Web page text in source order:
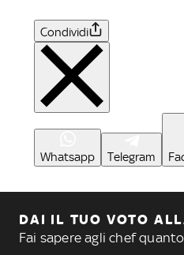
Condividi
Whatsapp Telegram
DAI IL TUO VOTO
Fai sapere agli chef